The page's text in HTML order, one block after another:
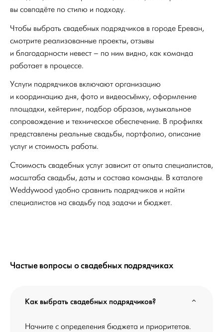
вы совпадёте по стилю и подходу.
Чтобы выбрать свадебных подрядчиков в городе Ереван,
смотрите реализованные проекты, отзывы
и благодарности невест – по ним видно, как команда
работает в процессе.
Услуги подрядчиков включают организацию
и координацию дня, фото и видеосъёмку, оформление
площадки, кейтеринг, подбор образов, музыкальное
сопровождение и техническое обеспечение. В профилях
представлены реальные свадьбы, портфолио, описание
услуг и стоимость работы.
Стоимость свадебных услуг зависит от опыта специалистов,
масштаба свадьбы, даты и состава команды. В каталоге
Weddywood удобно сравнить подрядчиков и найти
специалистов на свадьбу под задачи и бюджет.
Частые вопросы о свадебных подрядчиках
Как выбрать свадебных подрядчиков?
Начните с определения бюджета и приоритетов.